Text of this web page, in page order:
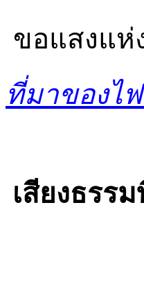
ขอแสงแห่
ที่มาของไ
เสียงธรร